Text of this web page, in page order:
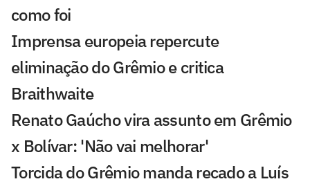
como foi
Imprensa europeia repercute
eliminação do Grêmio e critica
Braithwaite
Renato Gaúcho vira assunto em Grêmio
x Bolívar: 'Não vai melhorar'
Torcida do Grêmio manda recado a Luís